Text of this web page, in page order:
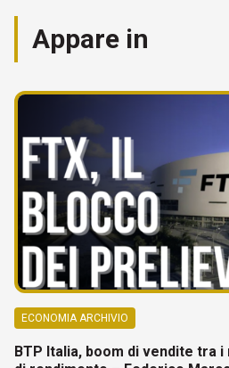
Appare in
ECONOMIA ARCHIVIO
BTP Italia, boom di vendite tra